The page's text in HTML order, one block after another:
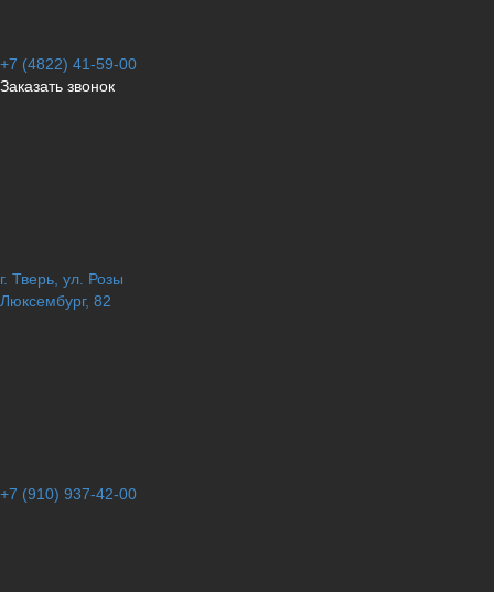
+7 (4822) 41-59-00
Заказать звонок
г. Тверь, ул. Розы
Люксембург, 82
+7 (910) 937-42-00